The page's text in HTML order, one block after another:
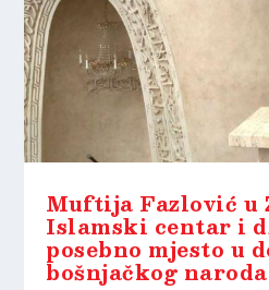
Muftija Fazlović u
Islamski centar i
posebno mjesto u
bošnjačkog naroda